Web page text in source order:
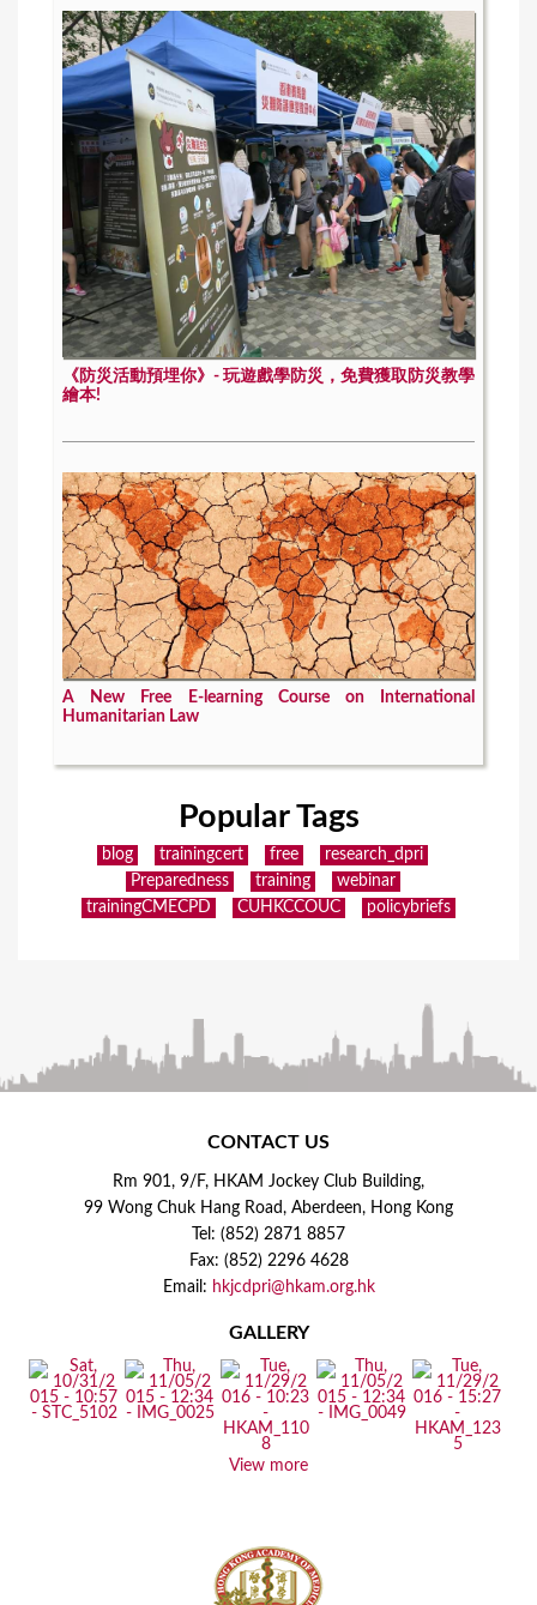
《防災活動預埋你》- 玩遊戲學防災，免費獲取防災教學
繪本!
A New Free E-learning Course on International
Humanitarian Law
Popular Tags
blog trainingcert free
research_dpri
Preparedness
training
webinar
trainingCMECPD
CUHKCCOUC policybriefs
CONTACT US
Rm 901, 9/F, HKAM Jockey Club Building,
99 Wong Chuk Hang Road, Aberdeen, Hong Kong
Tel: (852) 2871 8857
Fax: (852) 2296 4628
Email: hkjcdpri@hkam.org.hk
GALLERY
View more